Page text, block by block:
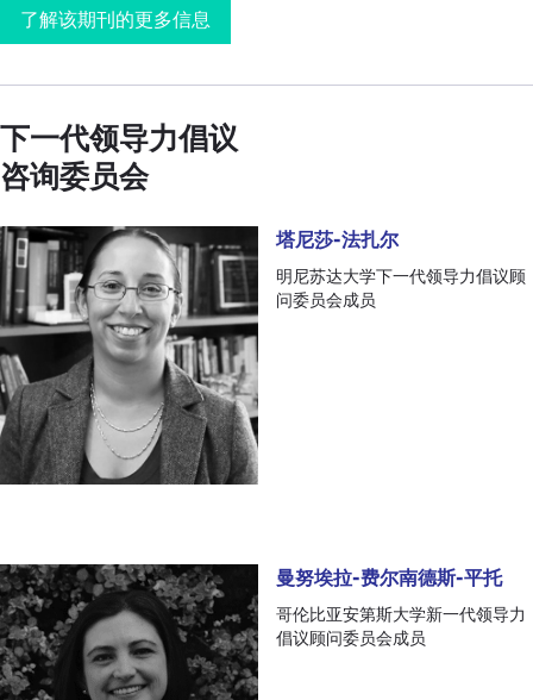
了解该期刊的更多信息
下一代领导力倡议
咨询委员会
塔尼莎-法扎尔 塔尼莎-法扎尔
明尼苏达大学下一代领导力倡议顾
问委员会成员
曼努埃拉-费尔南德斯-平托 曼努埃拉-费尔南德斯-平托
哥伦比亚安第斯大学新一代领导力
倡议顾问委员会成员